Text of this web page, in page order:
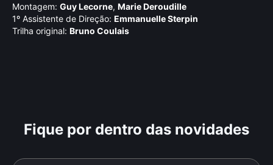
Montagem: Guy Lecorne, Marie Deroudille
1º Assistente de Direção: Emmanuelle Sterpin
Trilha original: Bruno Coulais
Fique por dentro das novidades